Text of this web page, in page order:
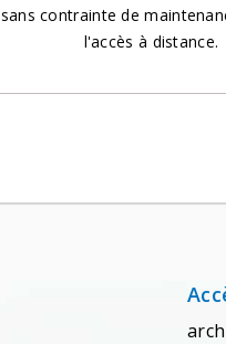
sans contrainte de
l'accès à distance.